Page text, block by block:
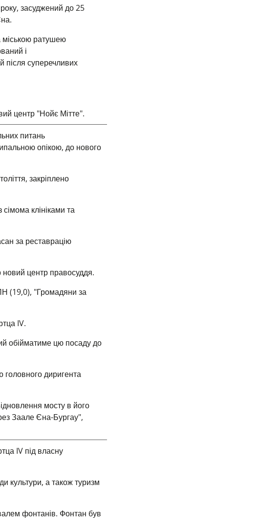
засуджений до 25
міською ратушею
і
після суперечливих
центр "Нойє Мітте".
питань
опікою, до нового
закріплено
клініками та
за реставрацію
новий центр правосуддя.
(19,0), "Громадяни за
IV.
обійматиме цю посаду до
головного диригента
мосту в його
Заале Єна-Бургау",
IV під власну
культури, а також туризм
фонтанів. Фонтан був